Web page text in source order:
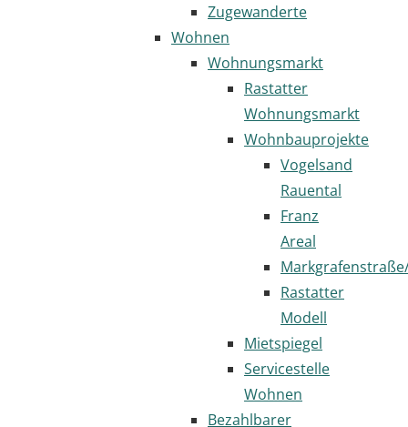
Zugewanderte
Wohnen
Wohnungsmarkt
Rastatter
Wohnungsmarkt
Wohnbauprojekte
Vogelsand
Rauental
Franz
Areal
Rastatter
Modell
Mietspiegel
Servicestelle
Wohnen
Bezahlbarer